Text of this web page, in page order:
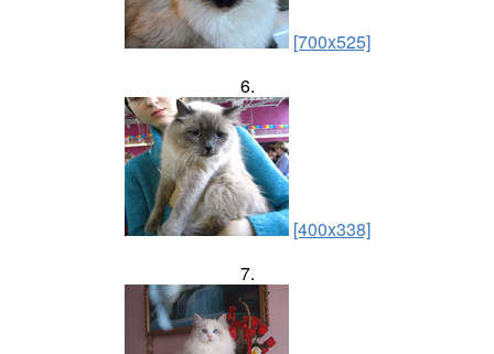
[700x525]
6.
[400x338]
7.